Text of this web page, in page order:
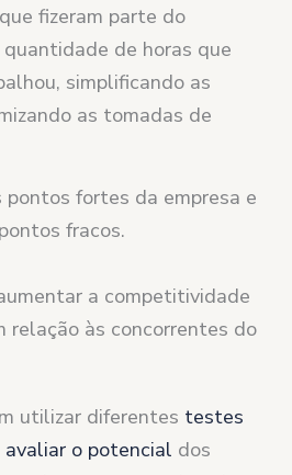
fizeram parte do
quantidade de horas que
simplificando as
as tomadas de
pontos fortes da empresa e
fracos.
a competitividade
relação às concorrentes do
utilizar diferentes testes
avaliar o potencial dos